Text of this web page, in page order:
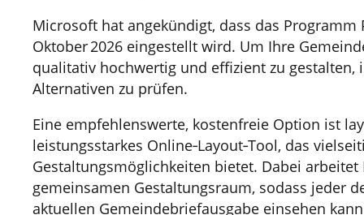
Microsoft hat angekündigt, dass das Programm
Oktober 2026 eingestellt wird. Um Ihre
qualitativ hochwertig und effizient zu gestalten,
Alternativen zu prüfen.
Eine empfehlenswerte, kostenfreie Option ist
leistungsstarkes Online‑Layout‑Tool, das
Gestaltungsmöglichkeiten bietet. Dabei
gemeinsamen Gestaltungsraum, sodass jeder
aktuellen Gemeindebriefausgabe einsehen